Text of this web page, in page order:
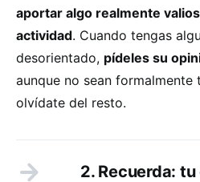
aportar algo realmente
actividad. Cuando tengas
desorientado, pídeles su
aunque no sean formalmente
olvídate del resto.
2. Recuerda: